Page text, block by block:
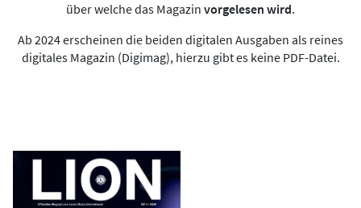
über welche das Magazin vorgelesen wird.
Ab 2024 erscheinen die beiden digitalen Ausgaben als reines
digitales Magazin (Digimag), hierzu gibt es keine PDF-Datei.